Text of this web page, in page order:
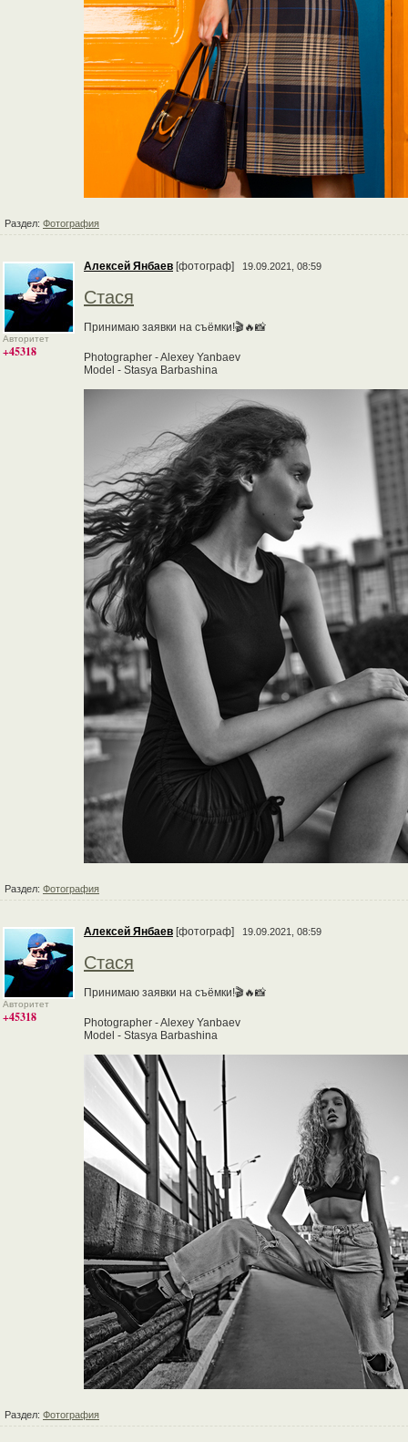
Раздел: Фотография
Авторитет
+45318
Алексей Янбаев [фотограф] 19.09.2021, 08:59
Стася
Принимаю заявки на съёмки!🎬🔥📸
Photographer - Alexey Yanbaev
Model - Stasya Barbashina
Раздел: Фотография
Авторитет
+45318
Алексей Янбаев [фотограф] 19.09.2021, 08:59
Стася
Принимаю заявки на съёмки!🎬🔥📸
Photographer - Alexey Yanbaev
Model - Stasya Barbashina
Раздел: Фотография